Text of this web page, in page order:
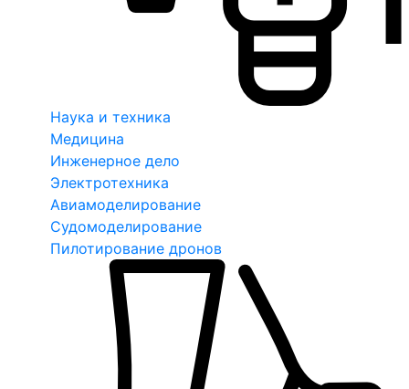
Наука и техника
Медицина
Инженерное дело
Электротехника
Авиамоделирование
Судомоделирование
Пилотирование дронов